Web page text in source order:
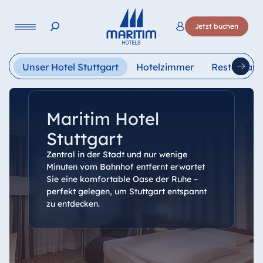
Jetzt buchen
Deutsch English
Unser Hotel Stuttgart Hotelzimmer
Maritim Hotel
Stuttgart
Zentral in der Stadt und nur wenige
Minuten vom Bahnhof entfernt erwartet
Sie eine komfortable Oase der Ruhe –
perfekt gelegen, um Stuttgart entspannt
zu entdecken.